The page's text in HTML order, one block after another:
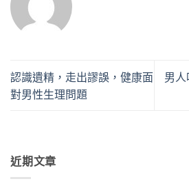
認識遺精，走出謬誤，健康面
對男性生理問題
男
近期文章